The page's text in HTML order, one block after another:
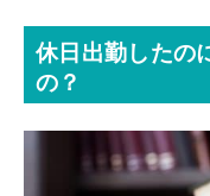
休日出勤したの
の？